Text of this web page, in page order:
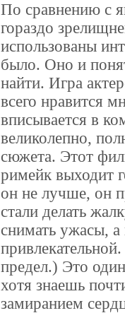
По сравнению с
гораздо
использованы
было. Оно и
найти. Игра
всего нравится
вписывается в
великолепно,
сюжета. Этот
римейк выходит
он не лучше, он
стали делать
снимать ужасы, а
предел.) Это
хотя знаешь
замиранием